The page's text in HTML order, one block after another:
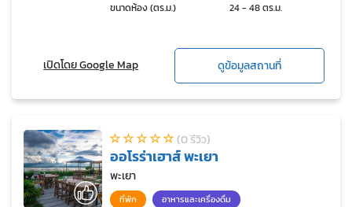
ขนาดห้อง (ตร.ม.)
24 - 48 ตร.ม.
เปิดโดย Google Map ดูข้อมูลสถานที่
(0 รีวิว)
ออโรร่าเฮาส์ พะเยา
พะเยา
ที่พัก อาหารและเครื่องดื่ม